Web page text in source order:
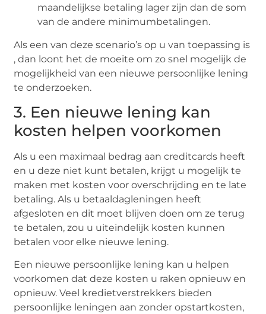
maandelijkse betaling lager zijn dan de som
van de andere minimumbetalingen.
Als een van deze scenario’s op u van toepassing is
, dan loont het de moeite om zo snel mogelijk de
mogelijkheid van een nieuwe persoonlijke lening
te onderzoeken.
3. Een nieuwe lening kan
kosten helpen voorkomen
Als u een maximaal bedrag aan creditcards heeft
en u deze niet kunt betalen, krijgt u mogelijk te
maken met kosten voor overschrijding en te late
betaling. Als u betaaldagleningen heeft
afgesloten en dit moet blijven doen om ze terug
te betalen, zou u uiteindelijk kosten kunnen
betalen voor elke nieuwe lening.
Een nieuwe persoonlijke lening kan u helpen
voorkomen dat deze kosten u raken opnieuw en
opnieuw. Veel kredietverstrekkers bieden
persoonlijke leningen aan zonder opstartkosten,